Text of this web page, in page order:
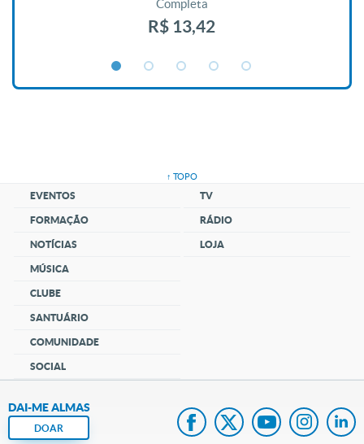
Completa
R$ 13,42
↑ TOPO
EVENTOS
FORMAÇÃO
NOTÍCIAS
MÚSICA
CLUBE
SANTUÁRIO
COMUNIDADE
SOCIAL
TV
RÁDIO
LOJA
DAI-ME ALMAS
DOAR